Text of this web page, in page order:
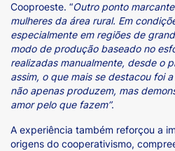
Cooproeste. “Outro ponto
mulheres da área rural. Em
especialmente em regiões de
modo de produção baseado no
realizadas manualmente, desde o
assim, o que mais se destacou foi
não apenas produzem, mas
amor pelo que fazem”.
A experiência também reforçou a
origens do cooperativismo,